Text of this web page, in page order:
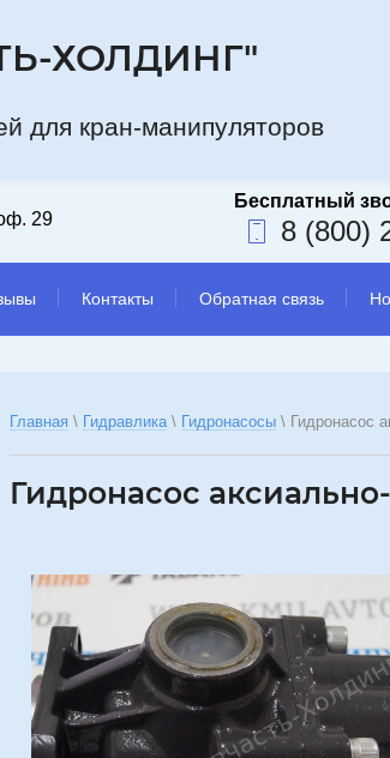
ХОЛДИНГ"
для кран-манипуляторов
29 8 (800)
Контакты Обратная связь
Главная \ Гидравлика \ Гидронасосы \ Гидронасос
Гидронасос